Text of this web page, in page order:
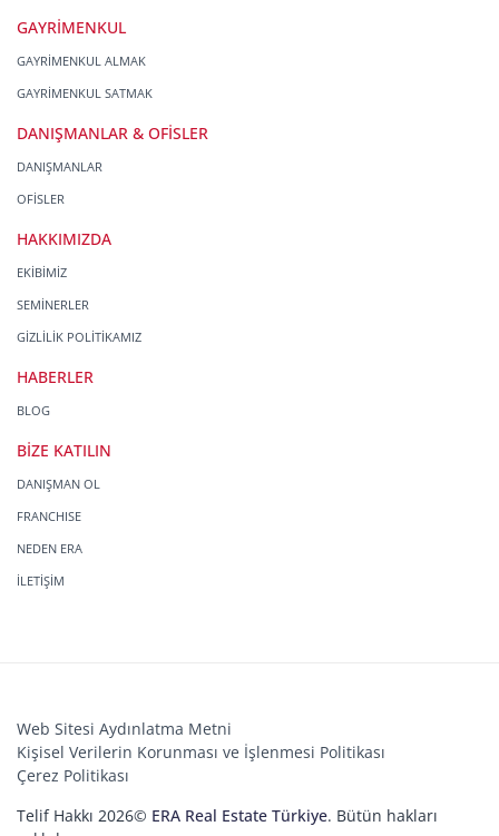
GAYRİMENKUL
GAYRİMENKUL ALMAK
GAYRİMENKUL SATMAK
DANIŞMANLAR & OFİSLER
DANIŞMANLAR
OFİSLER
HAKKIMIZDA
EKİBİMİZ
SEMİNERLER
GİZLİLİK POLİTİKAMIZ
HABERLER
BLOG
BİZE KATILIN
DANIŞMAN OL
FRANCHISE
NEDEN ERA
İLETİŞİM
Web Sitesi Aydınlatma Metni
Kişisel Verilerin Korunması ve İşlenmesi Politikası
Çerez Politikası
Telif Hakkı 2026© ERA Real Estate Türkiye. Bütün hakları